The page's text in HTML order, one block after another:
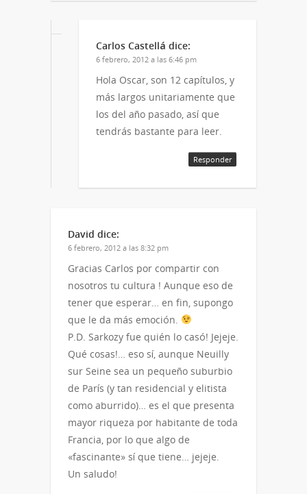
Carlos Castellá dice:
6 febrero, 2012 a las 6:46 pm
Hola Oscar, son 12 capítulos, y
más largos unitariamente que
los del año pasado, así que
tendrás bastante para leer.
Responder
David dice:
6 febrero, 2012 a las 8:32 pm
Gracias Carlos por compartir con
nosotros tu cultura ! Aunque eso de
tener que esperar… en fin, supongo
que le da más emoción.
P.D. Sarkozy fue quién lo casó! Jejeje.
Qué cosas!… eso sí, aunque Neuilly
sur Seine sea un pequeño suburbio
de París (y tan residencial y elitista
como aburrido)… es el que presenta
mayor riqueza por habitante de toda
Francia, por lo que algo de
«fascinante» sí que tiene… jejeje.
Un saludo!